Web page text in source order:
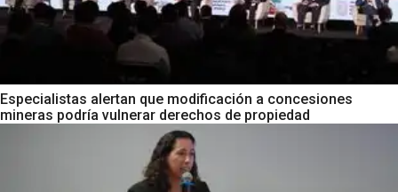
Especialistas alertan que modificación a concesiones
mineras podría vulnerar derechos de propiedad